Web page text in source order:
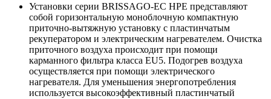
Установки серии BRISSAGO-EC HPE представляют
собой горизонтальную моноблочную компактную
приточно-вытяжную установку с пластинчатым
рекуператором и электрическим нагревателем. Очистка
приточного воздуха происходит при помощи
карманного фильтра класса EU5. Подогрев воздуха
осуществляется при помощи электрического
нагревателя. Для уменьшения энергопотребления
используется высокоэффективный пластинчатый